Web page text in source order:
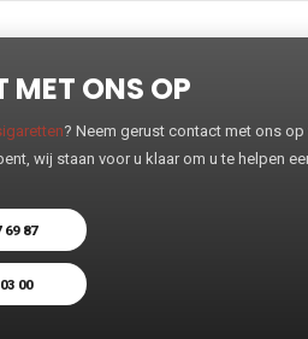
MET ONS OP
? Neem gerust contact met ons
wij staan voor u klaar om u te helpen
69 87
00